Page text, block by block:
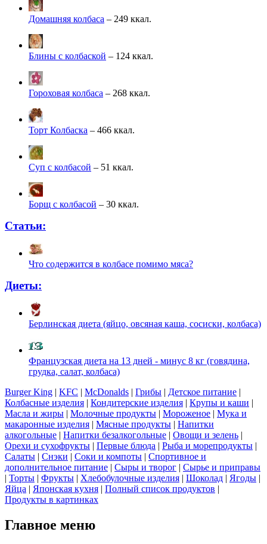
Домашняя колбаса – 249 ккал.
Блины с колбаской – 124 ккал.
Гороховая колбаса – 268 ккал.
Торт Колбаска – 466 ккал.
Суп с колбасой – 51 ккал.
Борщ с колбасой – 30 ккал.
Статьи:
Что содержится в колбасе помимо мяса?
Диеты:
Берлинская диета (яйцо, овсяная каша, сосиски, колбаса)
Французская диета на 13 дней - минус 8 кг (говядина,
грудка, салат, колбаса)
Burger King | KFC | McDonalds | Грибы | Детское питание |
Колбасные изделия | Кондитерские изделия | Крупы и каши |
Масла и жиры | Молочные продукты | Мороженое | Мука и
макаронные изделия | Мясные продукты | Напитки
алкогольные | Напитки безалкогольные | Овощи и зелень |
Орехи и сухофрукты | Первые блюда | Рыба и морепродукты |
Салаты | Снэки | Соки и компоты | Спортивное и
дополнительное питание | Сыры и творог | Сырье и приправы
| Торты | Фрукты | Хлебобулочные изделия | Шоколад | Ягоды |
Яйца | Японская кухня | Полный список продуктов |
Продукты в картинках
Главное меню